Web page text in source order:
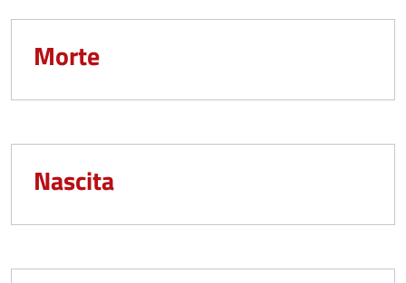
Morte
Nascita